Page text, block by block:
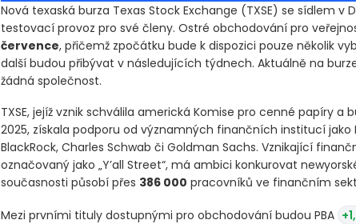
Nová texaská burza Texas Stock Exchange (TXSE) se sídlem v
testovací provoz pro své členy. Ostré obchodování pro
července, přičemž zpočátku bude k dispozici pouze několik
další budou přibývat v následujících týdnech. Aktuálně na
žádná společnost.
TXSE, jejíž vznik schválila americká Komise pro cenné papíry a
2025, získala podporu od významných finančních institucí jako
BlackRock, Charles Schwab či Goldman Sachs. Vznikající
označovaný jako „Y’all Street“, má ambici konkurovat
současnosti působí přes 386 000 pracovníků ve finančním
Mezi prvními tituly dostupnými pro obchodování budou PBA